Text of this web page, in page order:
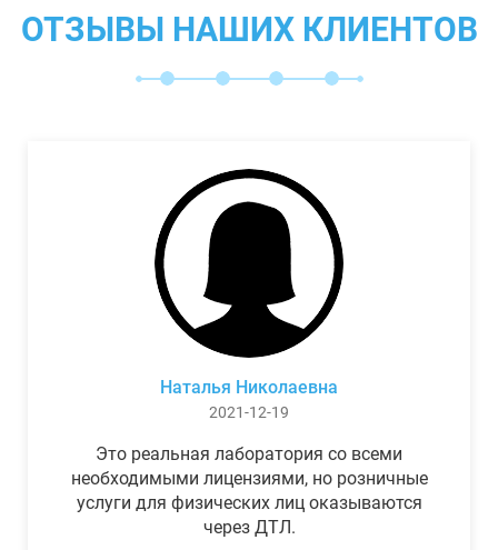
ОТЗЫВЫ НАШИХ КЛИЕНТОВ
Наталья Николаевна
2021-12-19
Это реальная лаборатория со всеми
необходимыми лицензиями, но розничные
услуги для физических лиц оказываются
через ДТЛ.